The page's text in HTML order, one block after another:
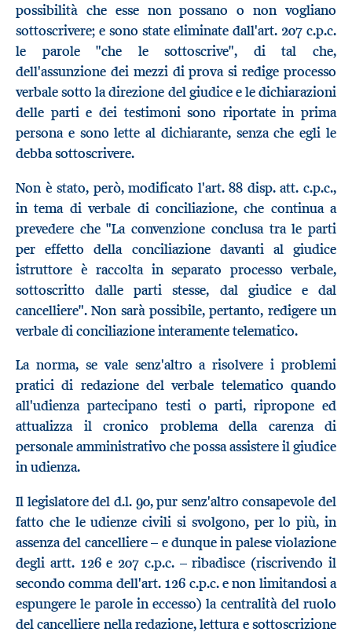
possibilità che esse non possano o non vogliano
sottoscrivere; e sono state eliminate dall'art. 207 c.p.c.
le parole "che le sottoscrive", di tal che,
dell'assunzione dei mezzi di prova si redige processo
verbale sotto la direzione del giudice e le dichiarazioni
delle parti e dei testimoni sono riportate in prima
persona e sono lette al dichiarante, senza che egli le
debba sottoscrivere.
Non è stato, però, modificato l'art. 88 disp. att. c.p.c.,
in tema di verbale di conciliazione, che continua a
prevedere che "La convenzione conclusa tra le parti
per effetto della conciliazione davanti al giudice
istruttore è raccolta in separato processo verbale,
sottoscritto dalle parti stesse, dal giudice e dal
cancelliere". Non sarà possibile, pertanto, redigere un
verbale di conciliazione interamente telematico.
La norma, se vale senz'altro a risolvere i problemi
pratici di redazione del verbale telematico quando
all'udienza partecipano testi o parti, ripropone ed
attualizza il cronico problema della carenza di
personale amministrativo che possa assistere il giudice
in udienza.
Il legislatore del d.l. 90, pur senz'altro consapevole del
fatto che le udienze civili si svolgono, per lo più, in
assenza del cancelliere – e dunque in palese violazione
degli artt. 126 e 207 c.p.c. – ribadisce (riscrivendo il
secondo comma dell'art. 126 c.p.c. e non limitandosi a
espungere le parole in eccesso) la centralità del ruolo
del cancelliere nella redazione, lettura e sottoscrizione